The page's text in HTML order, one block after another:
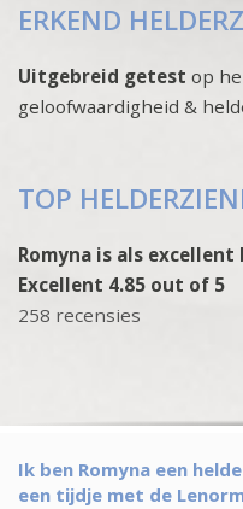
ERKEND
Uitgebreid getest op
geloofwaardigheid &
TOP
Romyna is als excellent
Excellent 4.85 out of 5
258 recensies
Ik ben Romyna een
een tijdje met de